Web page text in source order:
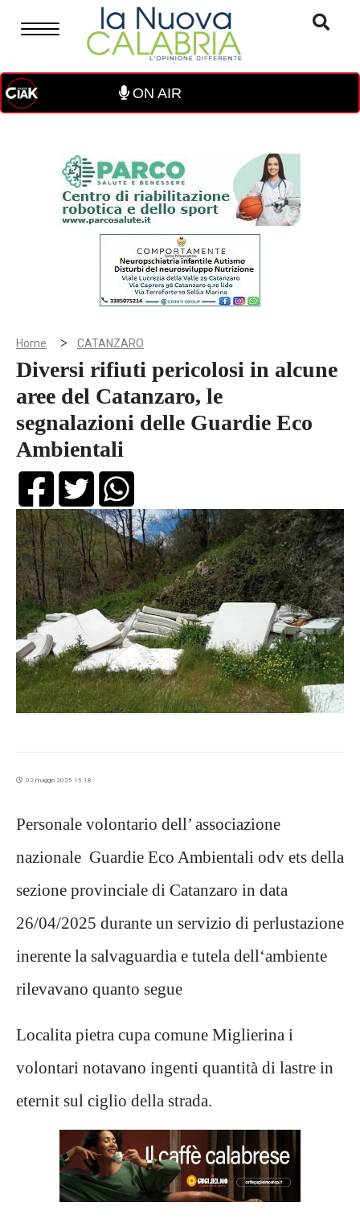
ON AIR
Home > CATANZARO
Diversi rifiuti pericolosi in alcune
aree del Catanzaro, le
segnalazioni delle Guardie Eco
Ambientali
02 maggio 2025 15:18
Personale volontario dell’ associazione
nazionale Guardie Eco Ambientali odv ets della
sezione provinciale di Catanzaro in data
26/04/2025 durante un servizio di perlustazione
inerente la salvaguardia e tutela dell‘ambiente
rilevavano quanto segue
Localita pietra cupa comune Miglierina i
volontari notavano ingenti quantità di lastre in
eternit sul ciglio della strada.